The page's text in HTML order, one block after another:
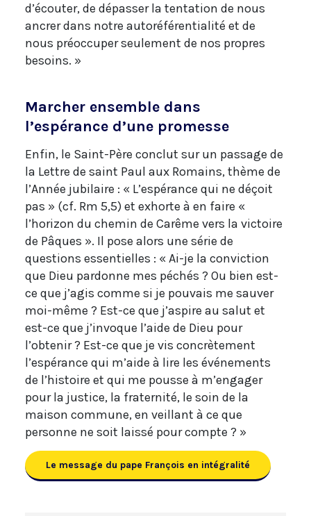
d’écouter, de dépasser la tentation de nous
ancrer dans notre autoréférentialité et de
nous préoccuper seulement de nos propres
besoins. »
Marcher ensemble dans
l’espérance d’une promesse
Enfin, le Saint-Père conclut sur un passage de
la Lettre de saint Paul aux Romains, thème de
l’Année jubilaire : « L’espérance qui ne déçoit
pas » (cf. Rm 5,5) et exhorte à en faire «
l’horizon du chemin de Carême vers la victoire
de Pâques ». Il pose alors une série de
questions essentielles : « Ai-je la conviction
que Dieu pardonne mes péchés ? Ou bien est-
ce que j’agis comme si je pouvais me sauver
moi-même ? Est-ce que j’aspire au salut et
est-ce que j’invoque l’aide de Dieu pour
l’obtenir ? Est-ce que je vis concrètement
l’espérance qui m’aide à lire les événements
de l’histoire et qui me pousse à m’engager
pour la justice, la fraternité, le soin de la
maison commune, en veillant à ce que
personne ne soit laissé pour compte ? »
Le message du pape François en intégralité